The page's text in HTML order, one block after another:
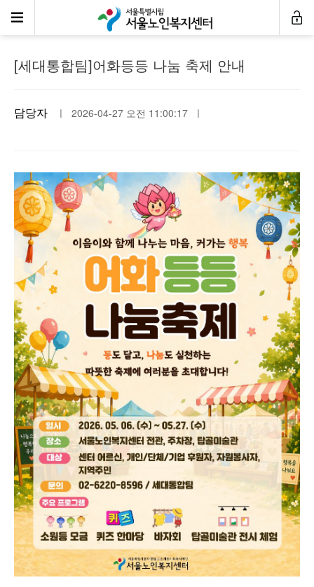
공지사항
[세대통합팀]어화등등 나눔 축제 안내
담당자 ㅣ 2026-04-27 오전 11:00:17 ㅣ